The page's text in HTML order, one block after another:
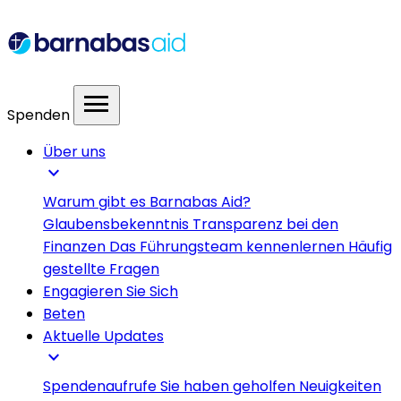
Spenden menu
Über uns
expand_more
Warum gibt es Barnabas Aid?
Glaubensbekenntnis Transparenz bei den
Finanzen Das Führungsteam kennenlernen Häufig
gestellte Fragen
Engagieren Sie Sich
Beten
Aktuelle Updates
expand_more
SpendenaufrufeSie haben geholfen Neuigkeiten